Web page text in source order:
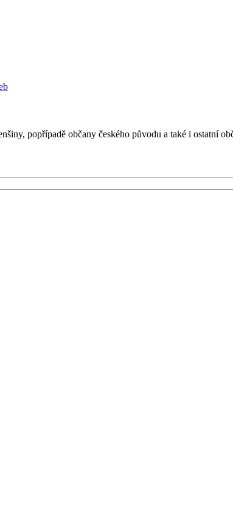
popřípadě občany českého původu a také i ostatní